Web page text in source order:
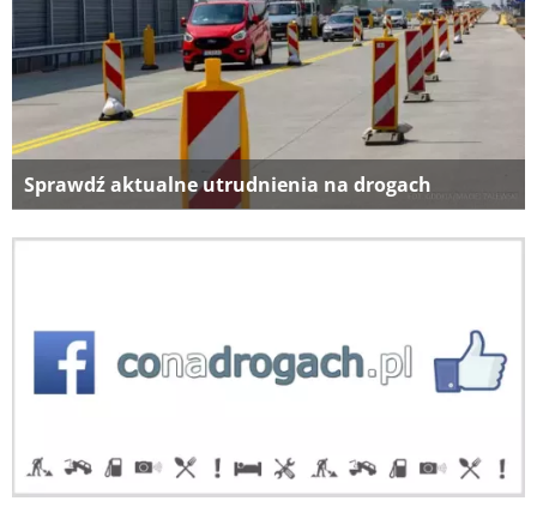
Sprawdź aktualne utrudnienia na drogach